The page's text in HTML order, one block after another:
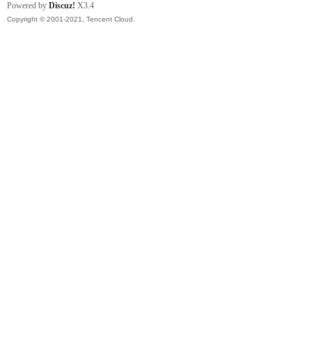
Powered by Discuz! X3.4
Copyright © 2001-2021, Tencent Cloud.